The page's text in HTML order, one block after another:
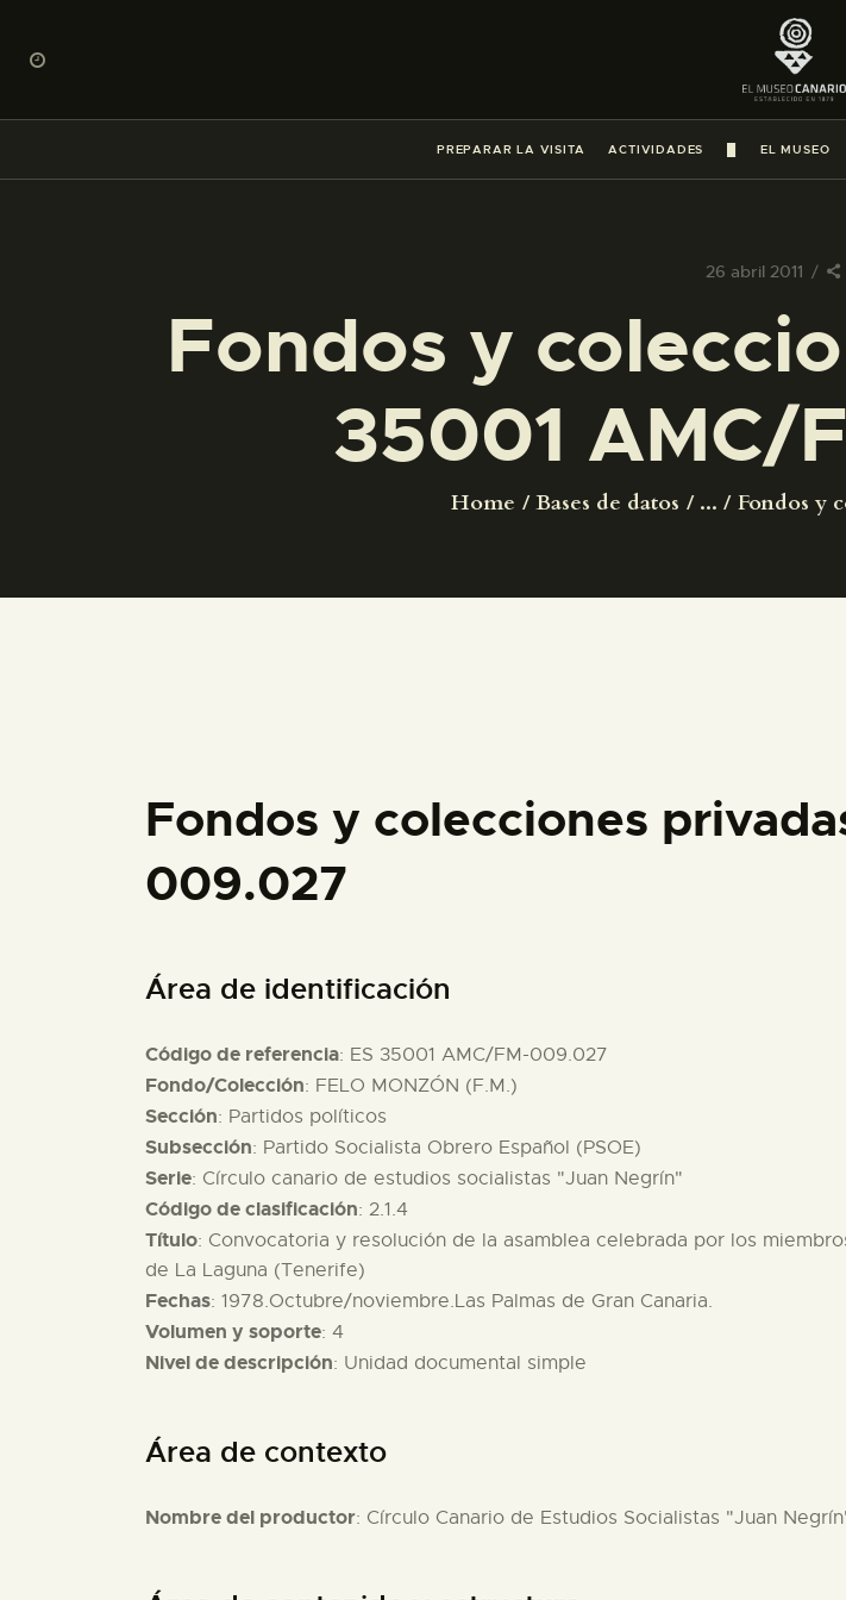
PREPARAR LA VISITA ACTIVIDADES EL MUSEO
26 abril 2011
Fondos y
35001 AMC/
Home Bases de datos ... Fondos y
PREPARAR LA VISITA
ACTIVIDADES
█
COLECCIONES
DIDÁCTICA
ESPAÑOL
Fondos y colecciones
009.027
Área de identificación
Código de referencia: ES 35001 AMC/FM-009.027
Fondo/Colección: FELO MONZÓN (F.M.)
Sección: Partidos políticos
Subsección: Partido Socialista Obrero Español (PSOE)
Serie: Círculo canario de estudios socialistas "Juan Negrín"
Código de clasificación: 2.1.4
Título: Convocatoria y resolución de la asamblea celebrada por los
de La Laguna (Tenerife)
Fechas: 1978.Octubre/noviembre.Las Palmas de Gran Canaria.
Volumen y soporte: 4
Nivel de descripción: Unidad documental simple
Área de contexto
Nombre del productor: Círculo Canario de Estudios Socialistas "Juan